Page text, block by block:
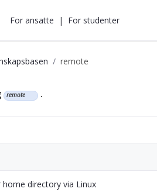
For ansatte | For studenter
remote
remote .
directory via Linux